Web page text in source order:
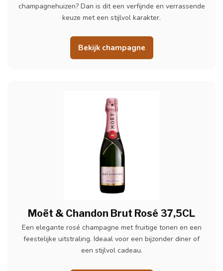
champagnehuizen? Dan is dit een verfijnde en verrassende
keuze met een stijlvol karakter.
Bekijk champagne
Moët & Chandon Brut Rosé 37,5CL
Een elegante rosé champagne met fruitige tonen en een
feestelijke uitstraling. Ideaal voor een bijzonder diner of
een stijlvol cadeau.